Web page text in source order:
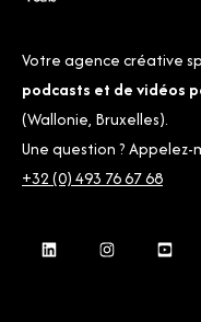
Votre agence créative
podcasts et de vidéos
(Wallonie, Bruxelles).
Une question ? Appelez-
+32 (0) 493 76 67 68